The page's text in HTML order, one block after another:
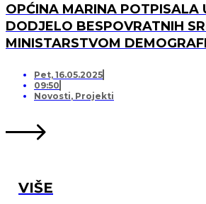
OPĆINA MARINA POTPISALA
DODJELO BESPOVRATNIH
MINISTARSTVOM
OPREMANJA DJEČJEG
MARINA, PO „KRIJESNICA“U
Pet, 16.05.2025
09:50
Novosti, Projekti
VIŠE